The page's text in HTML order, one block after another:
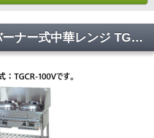
タニコー 内部炎口バーナー式中華レンジ TGCR-100V 間口1000×奥行750×高さ800